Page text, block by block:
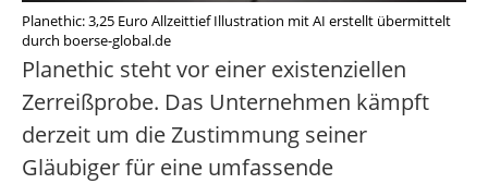
Planethic: 3,25 Euro Allzeittief Illustration mit AI erstellt übermittelt
durch boerse-global.de
Planethic steht vor einer existenziellen
Zerreißprobe. Das Unternehmen kämpft
derzeit um die Zustimmung seiner
Gläubiger für eine umfassende